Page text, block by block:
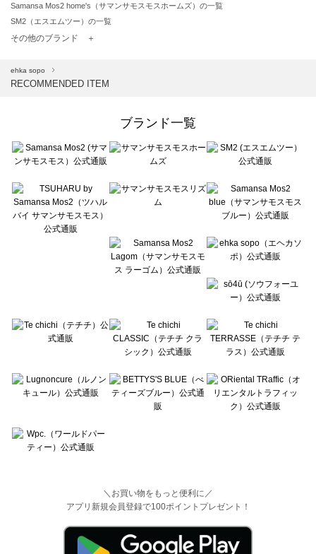
Samansa Mos2 home's（サマンサモスモスホームズ）の一覧
SM2（エスエムツー）の一覧
TSUHARU by Samansa Mos2（ツハルバイサマンサモスモス）の一覧
Samansa Mos2 blue（サマンサモスモス ブルー）の一覧
Samansa Mos2 Lagom（サマンサモスモス ラーゴム）の一覧
Te chichi CLASSIC（テチチ クラシック）の一覧
Te chichi TERRASSE（テチチ テラス）の一覧
BETTY'S BLUE（べティーズブルー）の一覧
Wpc.（ワールドパーティー）の一覧
その他のブランド ＋
ehka sopo
RECOMMENDED ITEM
ブランド一覧
＼お買い物をもっと便利に／
アプリ新規会員登録で100ポイントプレゼント！